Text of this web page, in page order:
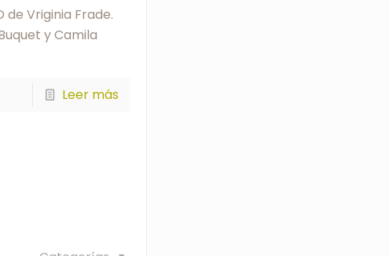
de Vriginia Frade.
y Camila
Leer más